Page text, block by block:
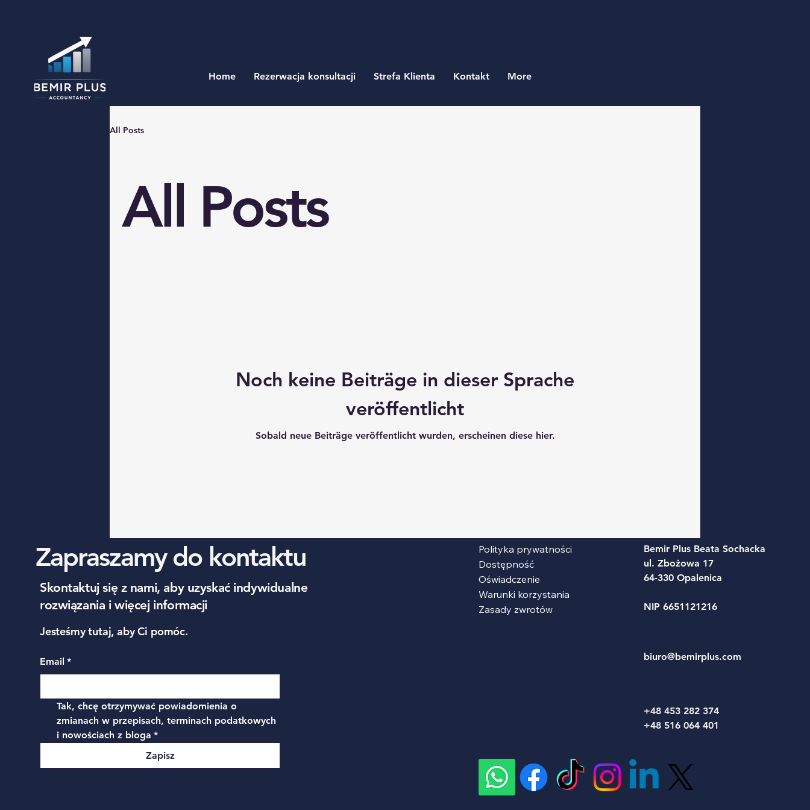
Home Rezerwacja konsultacji Strefa Klienta Kontakt More
All Posts
All Posts
Noch keine Beiträge in dieser Sprache
veröffentlicht
Sobald neue Beiträge veröffentlicht wurden, erscheinen diese hier.
Zapraszamy do kontaktu
Skontaktuj się z nami, aby uzyskać indywidualne
rozwiązania i więcej informacji
Jesteśmy tutaj, aby Ci pomóc.
Email *
Tak, chcę otrzymywać powiadomienia o
zmianach w przepisach, terminach podatkowych
i nowościach z bloga *
Zapisz
Polityka prywatności
Dostępność
Oświadczenie
Warunki korzystania
Zasady zwrotów
Bemir Plus Beata Sochacka
ul. Zbożowa 17
64-330 Opalenica
NIP 6651121216
biuro@bemirplus.com
+48 453 282 374
+48 516 064 401